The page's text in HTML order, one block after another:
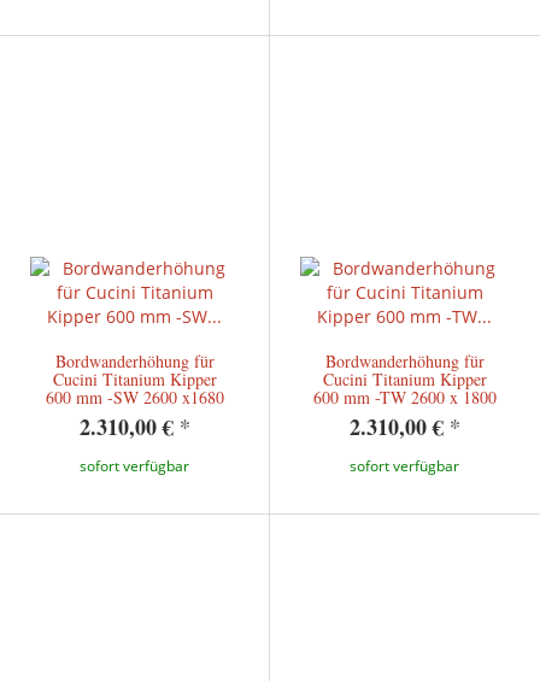
Bordwanderhöhung für
Cucini Titanium Kipper
600 mm -SW 2600 x1680
2.310,00 € *
sofort verfügbar
Bordwanderhöhung für
Cucini Titanium Kipper
600 mm -TW 2600 x 1800
2.310,00 € *
sofort verfügbar